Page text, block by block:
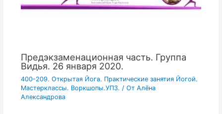
Предэкзаменационная часть. Группа
Видья. 26 января 2020.
400-209. Открытая Йога. Практические занятия Йогой.
Мастерклассы. Воркшопы.УПЗ. / От Алёна
Александрова